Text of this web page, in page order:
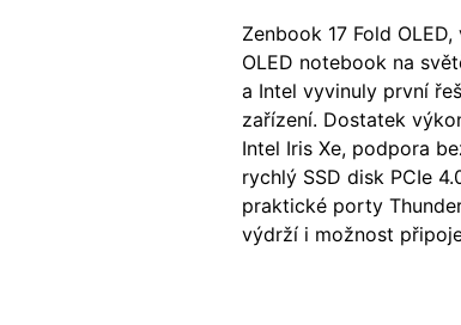
Zenbook 17 Fold
OLED notebook na
a Intel vyvinuly první
zařízení. Dostatek
Intel Iris Xe, podpora
rychlý SSD disk PCIe
praktické porty
výdrží i možnost